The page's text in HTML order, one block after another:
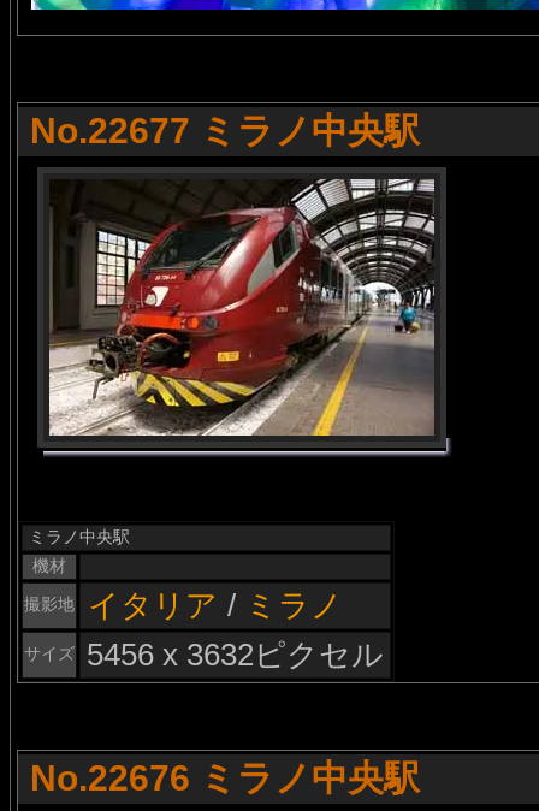
No.22677 ミラノ中央駅
ミラノ中央駅
機材
撮影地
イタリア / ミラノ
サイズ 5456 x 3632ピクセル
No.22676 ミラノ中央駅